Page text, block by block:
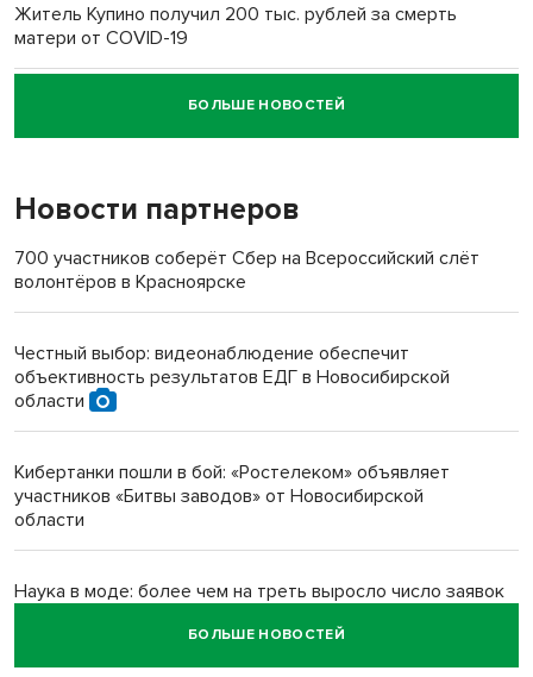
Житель Купино получил 200 тыс. рублей за смерть
матери от COVID-19
Новосибирский суд наказал водителя за смерть
пенсионерки на вокзале
«Мы живём на пастбище!»: в новосибирском селе лошади
терроризируют жителей
Инвалид получил условный срок за избиение врачей
Новосибирский преподаватель с женой вошли в топ-16
многодетных в России
Обновлённое отделение ВТБ открылось в Искитиме
БОЛЬШЕ НОВОСТЕЙ
Новости партнеров
700 участников соберёт Сбер на Всероссийский слёт
волонтёров в Красноярске
Честный выбор: видеонаблюдение обеспечит
объективность результатов ЕДГ в Новосибирской
области
Кибертанки пошли в бой: «Ростелеком» объявляет
участников «Битвы заводов» от Новосибирской
области
Наука в моде: более чем на треть выросло число заявок
БОЛЬШЕ НОВОСТЕЙ